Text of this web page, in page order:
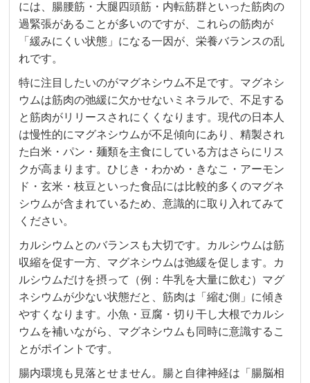
には、腸腰筋・大腿四頭筋・内転筋群といった筋肉の
過緊張があることが多いのですが、これらの筋肉が
「緩みにくい状態」になる一因が、栄養バランスの乱
れです。
特に注目したいのがマグネシウム不足です。マグネシ
ウムは筋肉の弛緩に欠かせないミネラルで、不足する
と筋肉がリリースされにくくなります。現代の日本人
は慢性的にマグネシウムが不足傾向にあり、精製され
た白米・パン・麺類を主食にしている方はさらにリス
クが高まります。ひじき・わかめ・きなこ・アーモン
ド・玄米・枝豆といった食品には比較的多くのマグネ
シウムが含まれているため、意識的に取り入れてみて
ください。
カルシウムとのバランスも大切です。カルシウムは筋
収縮を促す一方、マグネシウムは弛緩を促します。カ
ルシウムだけを摂って（例：牛乳を大量に飲む）マグ
ネシウムが少ない状態だと、筋肉は「縮む側」に傾き
やすくなります。小魚・豆腐・切り干し大根でカルシ
ウムを補いながら、マグネシウムも同時に意識するこ
とがポイントです。
腸内環境も見落とせません。腸と自律神経は「腸脳相